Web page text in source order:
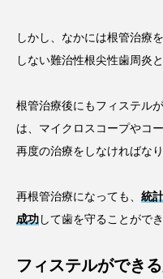
しかし、なかには根管治療
しない難治性根尖性歯周炎
根管治療後にもフィステル
は、マイクロスコープやコ
再度の治療をしなければなり
再根管治療になっても、 統
成功 して歯を守ることができ
フィステルができ